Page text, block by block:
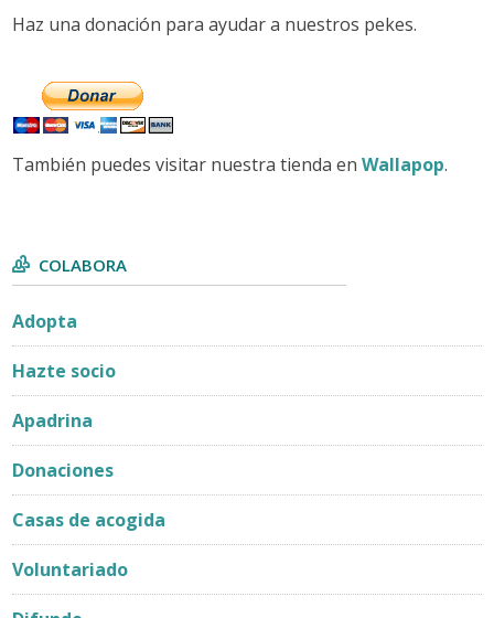
Haz una donación para ayudar a nuestros pekes.
También puedes visitar nuestra tienda enWallapop.
COLABORA
Adopta
Hazte socio
Apadrina
Donaciones
Casas de acogida
Voluntariado